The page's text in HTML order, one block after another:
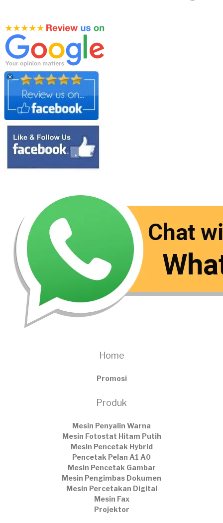
Home
Promosi
Produk
Mesin Penyalin Warna
Mesin Fotostat Hitam Putih
Mesin Pencetak Hybrid
Pencetak Pelan A1 A0
Mesin Pencetak Gambar
Mesin Pengimbas Dokumen
Mesin Percetakan Digital
Mesin Fax
Projektor